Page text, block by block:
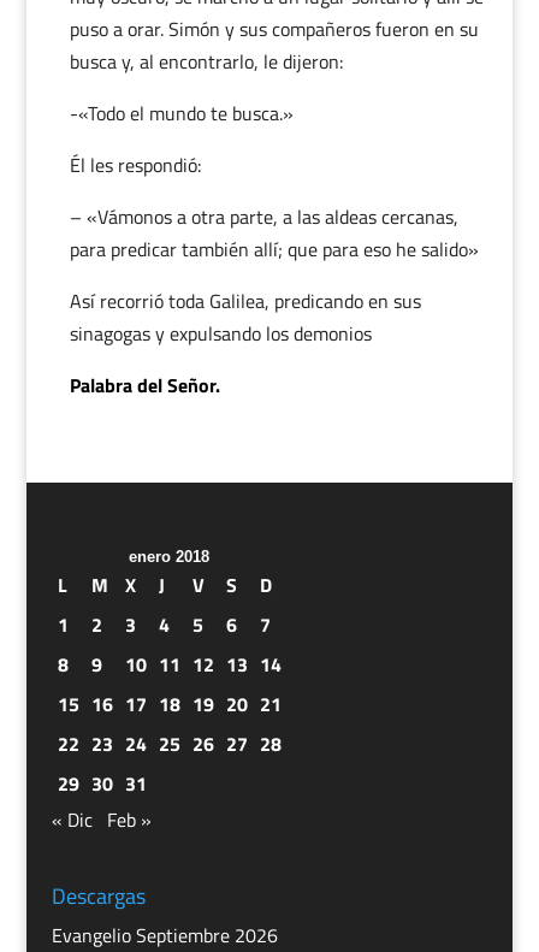
puso a orar. Simón y sus compañeros fueron en su
busca y, al encontrarlo, le dijeron:
-«Todo el mundo te busca.»
Él les respondió:
– «Vámonos a otra parte, a las aldeas cercanas,
para predicar también allí; que para eso he salido»
Así recorrió toda Galilea, predicando en sus
sinagogas y expulsando los demonios
Palabra del Señor.
enero 2018
L M X J V S
D
1
2 3 4 5 6
7
8
9 10 11 12 13 14
15 16 17 18 19 20 21
22 23 24 25 26 27 28
29 30 31
« Dic Feb »
Descargas
Evangelio Septiembre 2026